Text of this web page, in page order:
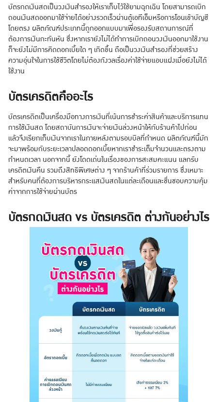
บัตรกดเงินสดเป็นวงเงินสำรองให้เราเก็บไว้ใช้ยามฉุกเฉิน โดยสามารถเบิก
ถอนเงินสดออกมาใช้จ่ายได้อย่างรวดเร็วผ่านตู้เอทีเอ็มหรือการโอนเข้าบัญชี
โดยตรง ผลิตภัณฑ์ประเภทนี้ถูกออกแบบมาเพื่อรองรับสถานการณ์ที่
ต้องการเงินกะทันหัน ซึ่งหากเรายังไม่ได้ทำการเบิกถอนวงเงินออกมาใช้งาน
ก็จะยังไม่มีการคิดดอกเบี้ยใด ๆ เกิดขึ้น ถือเป็นวงเงินสำรองที่ช่วยสร้าง
ความอุ่นใจในการใช้ชีวิตโดยไม่ต้องกังวลเรื่องค่าใช้จ่ายแอบแฝงเมื่อยังไม่ได้
ใช้งาน
บัตรเครดิตคืออะไร
บัตรเครดิตเป็นเครื่องมือทางการเงินที่เน้นการชำระค่าสินค้าและบริการแทน
การใช้เงินสด โดยสถาบันการเงินจะจ่ายเงินล่วงหน้าให้กับร้านค้าไปก่อน
แล้วจึงเรียกเก็บเงินจากเราในภายหลังตามรอบบิลที่กำหนด ผลิตภัณฑ์นี้มัก
จะมาพร้อมกับระยะเวลาปลอดดอกเบี้ยหากเราชำระเต็มจำนวนและตรงตาม
กำหนดเวลา นอกจากนี้ ยังโดดเด่นในเรื่องของการสะสมคะแนน แลกรับ
เครดิตเงินคืน รวมถึงสิทธิพิเศษต่าง ๆ จากร้านค้าที่ร่วมรายการ ซึ่งเหมาะ
สำหรับคนที่ต้องการบริหารกระแสเงินสดในแต่ละเดือนและชื่นชอบความคุ้ม
ค่าจากการใช้จ่ายผ่านบัตร
บัตรกดเงินสด vs บัตรเครดิต ต่างกันอย่างไร